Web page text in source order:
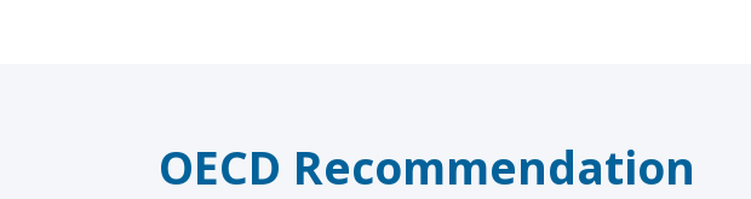
OECD Recommendation